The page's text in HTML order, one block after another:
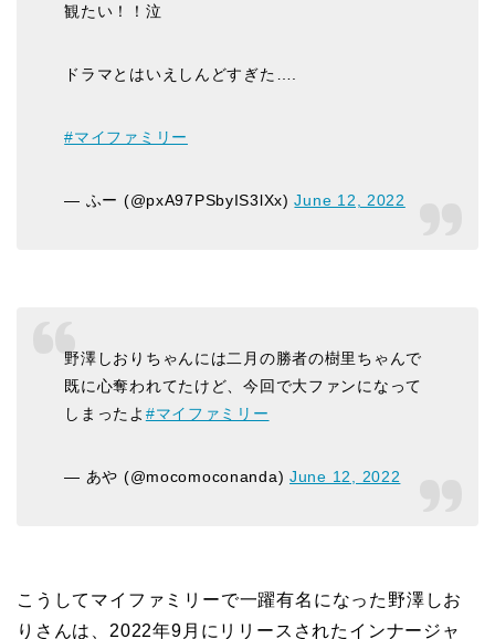
観たい！！泣
ドラマとはいえしんどすぎた….
#マイファミリー
— ふー (@pxA97PSbyIS3lXx)June 12, 2022
野澤しおりちゃんには二月の勝者の樹里ちゃんで
既に心奪われてたけど、今回で大ファンになって
しまったよ #マイファミリー
— あや (@mocomoconanda)June 12, 2022
こうしてマイファミリーで一躍有名になった野澤しお
りさんは、2022年9月にリリースされたインナージャ